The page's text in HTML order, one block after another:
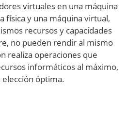
virtuales en una máquina
física y una máquina virtual,
recursos y capacidades
no pueden rendir al mismo
realiza operaciones que
informáticos al máximo,
óptima.